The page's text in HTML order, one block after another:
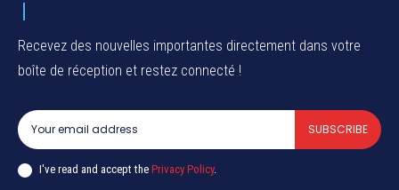
Recevez des nouvelles importantes directement dans votre
boîte de réception et restez connecté !
SUBSCRIBE
I've read and accept the Privacy Policy.